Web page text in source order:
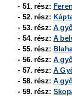
- 51. rész:
- 52. rész:
- 53. rész:A
- 54. rész:A
- 55. rész:
- 56. rész:A
- 57. rész:A
- 58. rész:A
- 59. rész: